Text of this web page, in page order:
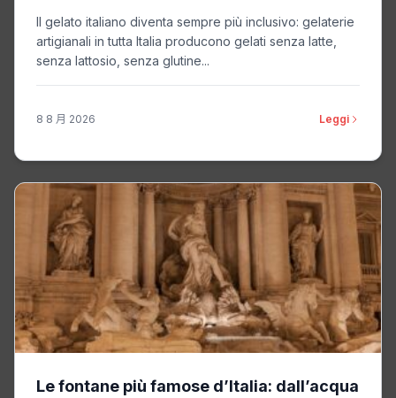
Il gelato italiano diventa sempre più inclusivo: gelaterie
artigianali in tutta Italia producono gelati senza latte,
senza lattosio, senza glutine...
8 8 月 2026 Leggi
Le fontane più famose d’Italia: dall’acqua